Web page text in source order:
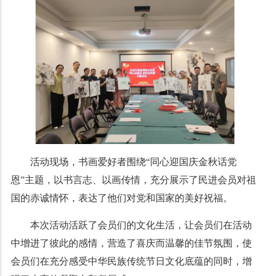
活动现场，书画爱好者围绕“同心迎国庆金秋话党
恩”主题，以书言志、以画传情，充分展示了民进会员对祖
国的赤诚情怀，表达了他们对党和国家的美好祝福。
本次活动活跃了会员们的文化生活，让会员们在活动
中增进了彼此的感情，营造了喜庆而温馨的佳节氛围，使
会员们在充分感受中华民族传统节日文化底蕴的同时，增